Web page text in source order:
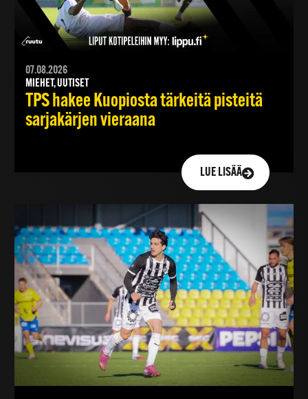
07.08.2026
MIEHET, UUTISET
TPS hakee Kuopiosta tärkeitä pisteitä
sarjakärjen vieraana
LUE LISÄÄ